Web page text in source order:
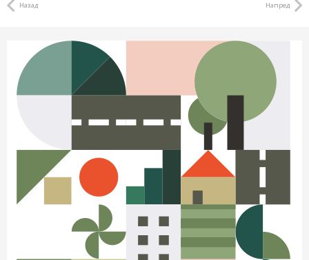
Назад Напред